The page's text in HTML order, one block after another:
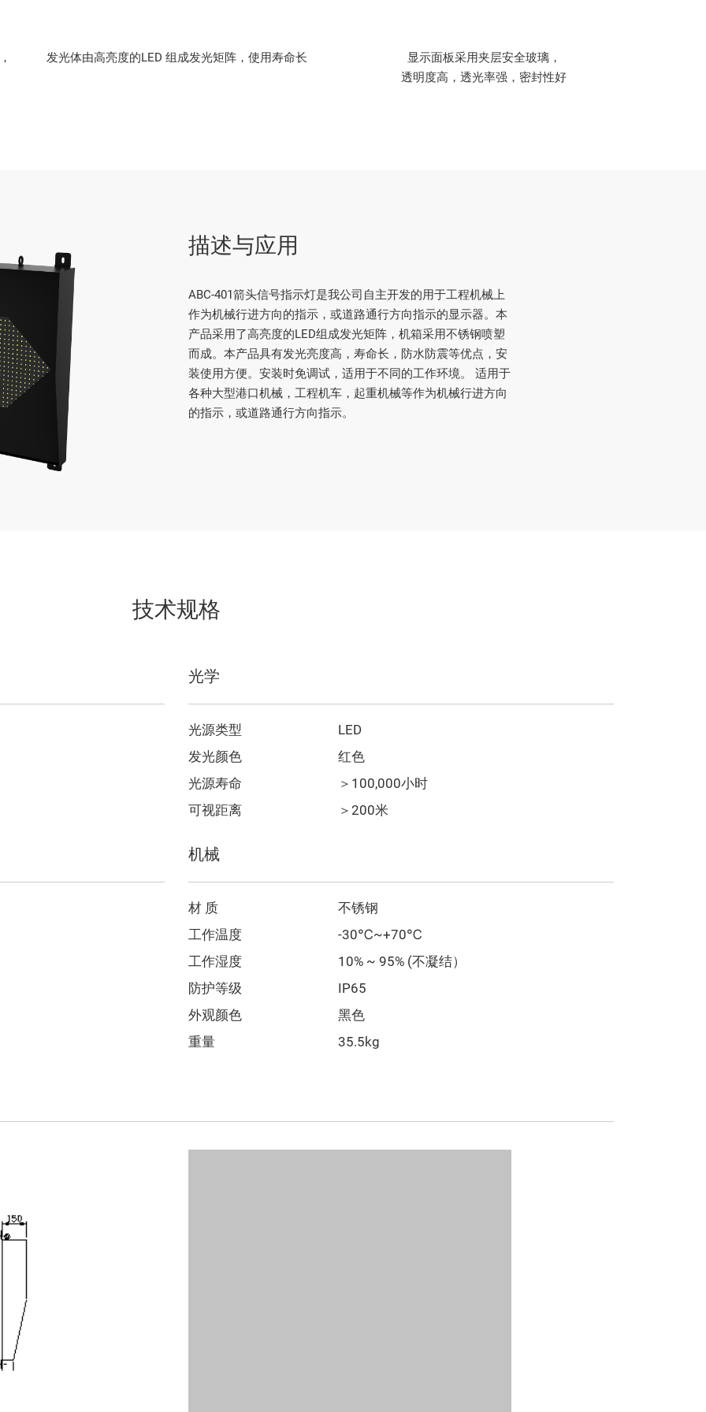
发光体由高亮度的LED 组成发光矩阵，使用寿命长
显示面板采用夹层安全玻璃，
透明度高，透光率强，密封性好
描述与应用
ABC-401箭头信号指示灯是我公司自主开发的用于工程机械上
作为机械行进方向的指示，或道路通行方向指示的显示器。本
产品采用了高亮度的LED组成发光矩阵，机箱采用不锈钢喷塑
而成。本产品具有发光亮度高，寿命长，防水防震等优点，安
装使用方便。安装时免调试，适用于不同的工作环境。 适用于
各种大型港口机械，工程机车，起重机械等作为机械行进方向
的指示，或道路通行方向指示。
技术规格
光学
光源类型
LED
发光颜色
红色
光源寿命
＞100,000小时
可视距离
＞200米
机械
材 质
不锈钢
工作温度
-30℃~+70℃
工作湿度
10% ~ 95% (不凝结）
防护等级
IP65
外观颜色
黑色
重量
35.5kg